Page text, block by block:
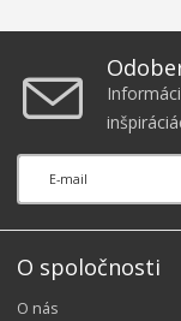
O spoločnosti
O nás